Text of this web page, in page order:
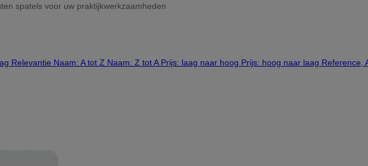
spatels voor uw praktijkwerkzaamheden
Relevantie Naam: A tot Z Naam: Z tot A Prijs: laag naar hoog Prijs: hoog naar laag Reference,